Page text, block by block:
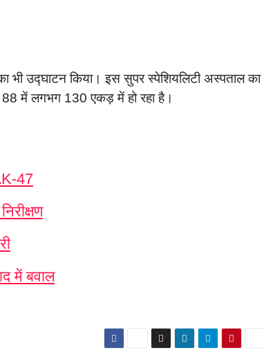
भी उद्घाटन किया। इस सुपर स्पेशियलिटी अस्पताल का
88 में लगभग 130 एकड़ में हो रहा है।
47
में बवाल